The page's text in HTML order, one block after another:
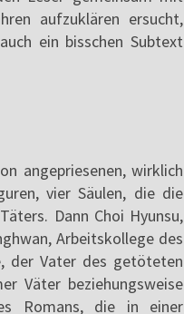
aufzuklären ersucht,
ein bisschen Subtext
angepriesenen, wirklich
vier Säulen, die die
Dann Choi Hyunsu,
Arbeitskollege des
der Vater des getöteten
Väter beziehungsweise
Romans, die in einer